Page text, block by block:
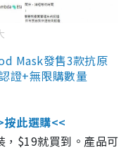
Mask發售3款抗原
證+無限購數量
按此選購<<
，$19就買到。產品可